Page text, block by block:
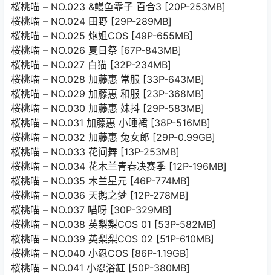
桜桃喵 – NO.023 &鳗鱼霏子 百合3 [20P-253MB]
桜桃喵 – NO.024 田野 [29P-289MB]
桜桃喵 – NO.025 炮姐COS [49P-655MB]
桜桃喵 – NO.026 夏日祭 [67P-843MB]
桜桃喵 – NO.027 白猫 [32P-234MB]
桜桃喵 – NO.028 加藤惠 常服 [33P-643MB]
桜桃喵 – NO.029 加藤惠 和服 [23P-368MB]
桜桃喵 – NO.030 加藤惠 妹抖 [29P-583MB]
桜桃喵 – NO.031 加藤惠 小睡裙 [38P-516MB]
桜桃喵 – NO.032 加藤惠 兔女郎 [29P-0.99GB]
桜桃喵 – NO.033 花间舞 [13P-253MB]
桜桃喵 – NO.034 花木兰青春决赛季 [12P-196MB]
桜桃喵 – NO.035 木兰星元 [46P-774MB]
桜桃喵 – NO.036 天鹅之梦 [12P-278MB]
桜桃喵 – NO.037 喵呀 [30P-329MB]
桜桃喵 – NO.038 英梨梨COS 01 [53P-582MB]
桜桃喵 – NO.039 英梨梨COS 02 [51P-610MB]
桜桃喵 – NO.040 小忍COS [86P-1.19GB]
桜桃喵 – NO.041 小忍浴缸 [50P-380MB]